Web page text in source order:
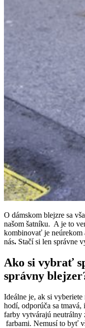
O dámskom blejzre sa
našom šatníku. A je to
kombinovať je
nás. Stačí si len správne
Ako si vybrať
správny
Ideálne je, ak si
hodí, odporúča sa tmavá,
farby vytvárajú neutrálny
farbami. Nemusí to byť